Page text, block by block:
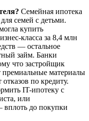
Семейная ипотека
семей с детьми.
купить
класса за 8,4 млн
— остальное
займ. Банки
что застройщик
премиальные материалы
по кредиту.
IT-ипотеку с
или
вплоть до покупки